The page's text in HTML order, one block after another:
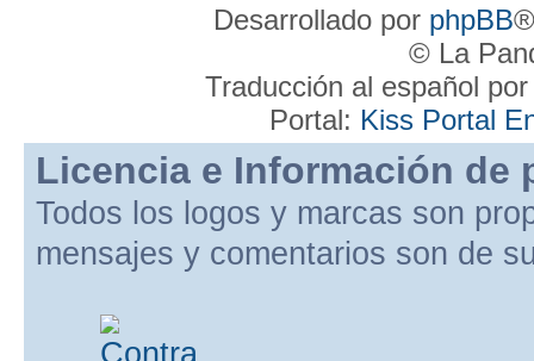
Desarrollado por phpBB
© La
Traducción al español
Portal: Kiss Portal
Licencia e Información de
Todos los logos y marcas son
mensajes y comentarios son de